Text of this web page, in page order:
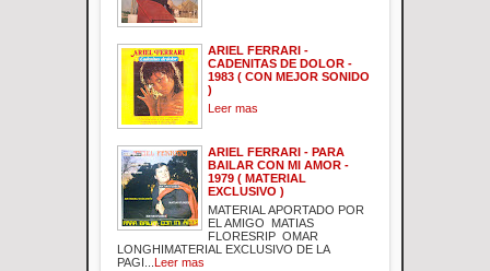
ARIEL FERRARI -
CADENITAS DE DOLOR -
1983 ( CON MEJOR SONIDO
)
Leer mas
ARIEL FERRARI - PARA
BAILAR CON MI AMOR -
1979 ( MATERIAL
EXCLUSIVO )
MATERIAL APORTADO POR
EL AMIGO MATIAS
FLORESRIP OMAR
LONGHIMATERIAL EXCLUSIVO DE LA
PAGI...
Leer mas